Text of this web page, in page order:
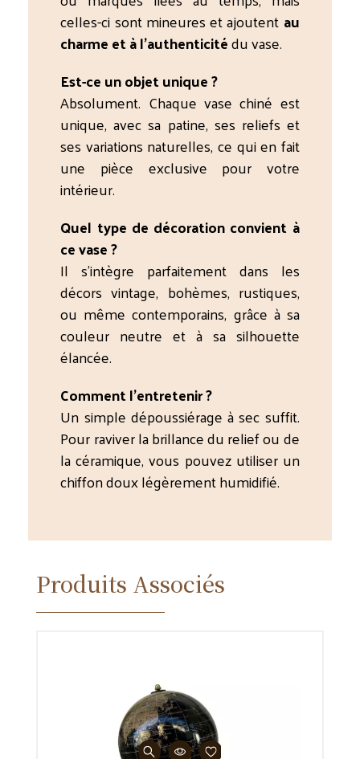
celles-ci sont mineures et ajoutent au
charme et à l’authenticitédu vase.
Est-ce un objet unique ?
Absolument. Chaque vase chiné est
unique, avec sa patine, ses reliefs et
ses variations naturelles, ce qui en fait
une pièce exclusive pour votre
intérieur.
Quel type de décoration convient à
ce vase ?
Il s’intègre parfaitement dans les
décors vintage, bohèmes, rustiques,
ou même contemporains, grâce à sa
couleur neutre et à sa silhouette
élancée.
Comment l’entretenir ?
Un simple dépoussiérage à sec suffit.
Pour raviver la brillance du relief ou de
la céramique, vous pouvez utiliser un
chiffon doux légèrement humidifié.
Produits Associés